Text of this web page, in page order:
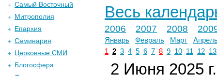
Весь
2006 2007 2008
Январь Февраль Март
1 2 3 4 5 6 7 8 9 10 11 12 13
2 Июня 2025 г.
Самый Восточный
Митрополия
Епархия
Семинария
Церковные СМИ
Блогосфера